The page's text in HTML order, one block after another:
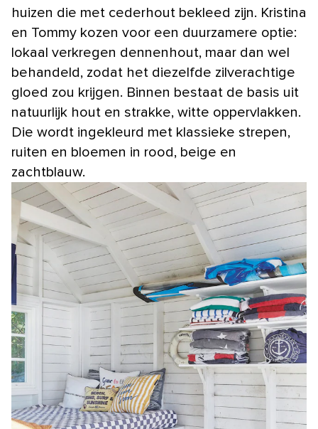
huizen die met cederhout bekleed zijn. Kristina
en Tommy kozen voor een duurzamere optie:
lokaal verkregen dennenhout, maar dan wel
behandeld, zodat het diezelfde zilverachtige
gloed zou krijgen. Binnen bestaat de basis uit
natuurlijk hout en strakke, witte oppervlakken.
Die wordt ingekleurd met klassieke strepen,
ruiten en bloemen in rood, beige en
zachtblauw.